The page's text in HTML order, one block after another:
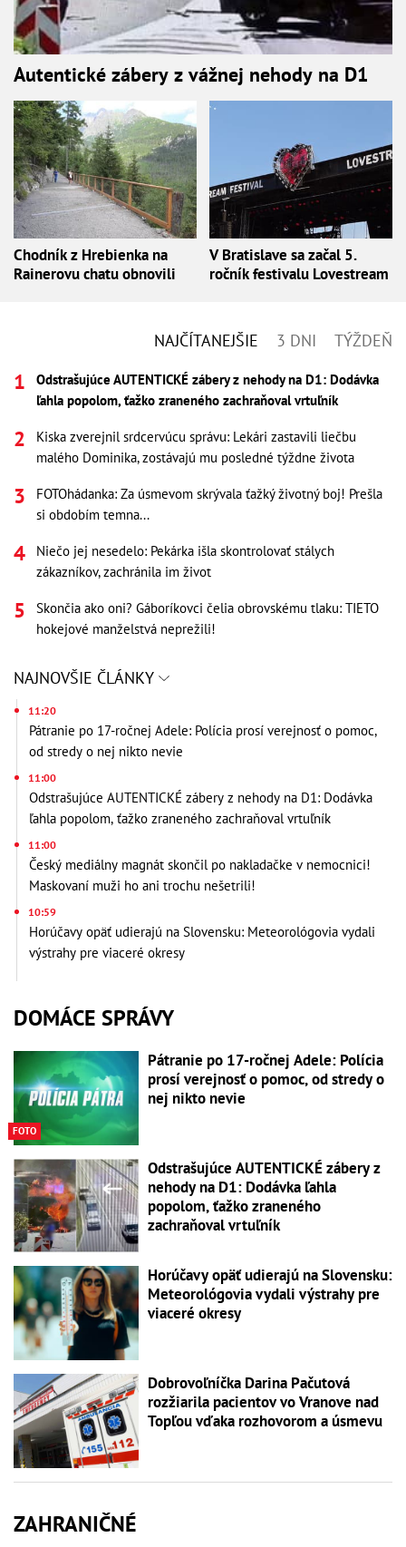
Autentické zábery z vážnej nehody na D1
Chodník z Hrebienka na
Rainerovu chatu obnovili
V Bratislave sa začal 5.
ročník festivalu Lovestream
NAJČÍTANEJŠIE 3 DNI TÝŽDEŇ
Odstrašujúce AUTENTICKÉ zábery z nehody na D1: Dodávka
ľahla popolom, ťažko zraneného zachraňoval vrtuľník
Kiska zverejnil srdcervúcu správu: Lekári zastavili liečbu
malého Dominika, zostávajú mu posledné týždne života
FOTOhádanka: Za úsmevom skrývala ťažký životný boj! Prešla
si obdobím temna...
Niečo jej nesedelo: Pekárka išla skontrolovať stálych
zákazníkov, zachránila im život
Skončia ako oni? Gáboríkovci čelia obrovskému tlaku: TIETO
hokejové manželstvá neprežili!
NAJNOVŠIE ČLÁNKY
11:20
Pátranie po 17-ročnej Adele: Polícia prosí verejnosť o pomoc,
od stredy o nej nikto nevie
11:00
Odstrašujúce AUTENTICKÉ zábery z nehody na D1: Dodávka
ľahla popolom, ťažko zraneného zachraňoval vrtuľník
11:00
Český mediálny magnát skončil po nakladačke v nemocnici!
Maskovaní muži ho ani trochu nešetrili!
10:59
Horúčavy opäť udierajú na Slovensku: Meteorológovia vydali
výstrahy pre viaceré okresy
DOMÁCE SPRÁVY
FOTO
Pátranie po 17-ročnej Adele: Polícia
prosí verejnosť o pomoc, od stredy o
nej nikto nevie
Odstrašujúce AUTENTICKÉ zábery z
nehody na D1: Dodávka ľahla
popolom, ťažko zraneného
zachraňoval vrtuľník
Horúčavy opäť udierajú na Slovensku:
Meteorológovia vydali výstrahy pre
viaceré okresy
Dobrovoľníčka Darina Pačutová
rozžiarila pacientov vo Vranove nad
Topľou vďaka rozhovorom a úsmevu
ZAHRANIČNÉ